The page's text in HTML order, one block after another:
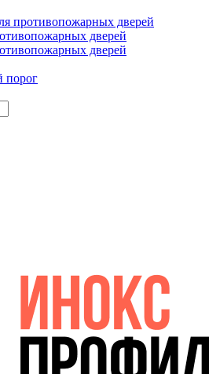
противопожарных дверей
дверей
дверей